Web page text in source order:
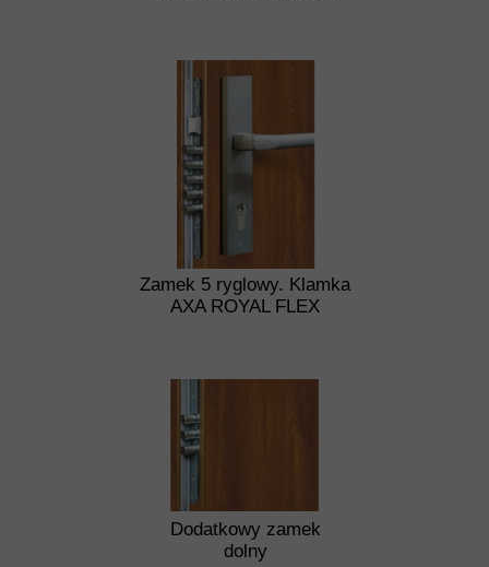
Dodatkowy zamek
dolny
Zamek 5 ryglowy. Klamka
AXA ROYAL FLEX